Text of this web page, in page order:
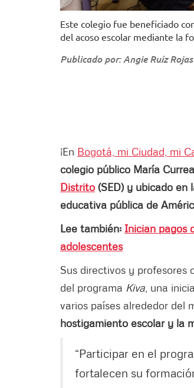
Este colegio fue beneficiado
del acoso escolar mediante la
Publicado por: Angie Ruíz Rojas
¡En Bogotá, mi Ciudad, mi
colegio público María
Distrito (SED) y ubicado en
educativa pública de
Lee también: Inician pagos
adolescentes
Sus directivos y profesores
del programa Kiva , una
varios países alrededor del
hostigamiento escolar y la
“Participar en el
fortalecen su